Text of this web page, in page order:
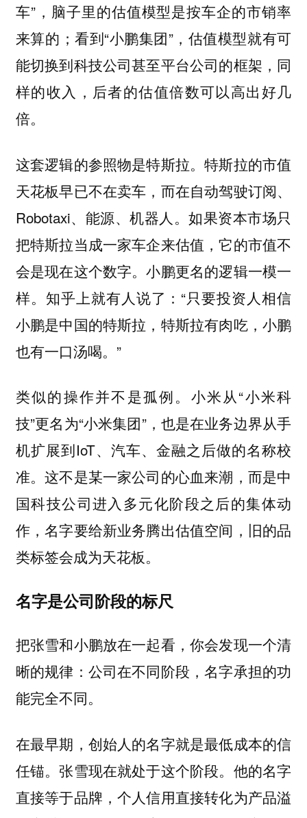
车”，脑子里的估值模型是按车企的市销率
来算的；看到“小鹏集团”，估值模型就有可
能切换到科技公司甚至平台公司的框架，同
样的收入，后者的估值倍数可以高出好几
倍。
这套逻辑的参照物是特斯拉。特斯拉的市值
天花板早已不在卖车，而在自动驾驶订阅、
Robotaxi、能源、机器人。如果资本市场只
把特斯拉当成一家车企来估值，它的市值不
会是现在这个数字。小鹏更名的逻辑一模一
样。知乎上就有人说了：“只要投资人相信
小鹏是中国的特斯拉，特斯拉有肉吃，小鹏
也有一口汤喝。”
类似的操作并不是孤例。小米从“小米科
技”更名为“小米集团”，也是在业务边界从手
机扩展到IoT、汽车、金融之后做的名称校
准。这不是某一家公司的心血来潮，而是中
国科技公司进入多元化阶段之后的集体动
作，名字要给新业务腾出估值空间，旧的品
类标签会成为天花板。
名字是公司阶段的标尺
把张雪和小鹏放在一起看，你会发现一个清
晰的规律：公司在不同阶段，名字承担的功
能完全不同。
在最早期，创始人的名字就是最低成本的信
任锚。张雪现在就处于这个阶段。他的名字
直接等于品牌，个人信用直接转化为产品溢